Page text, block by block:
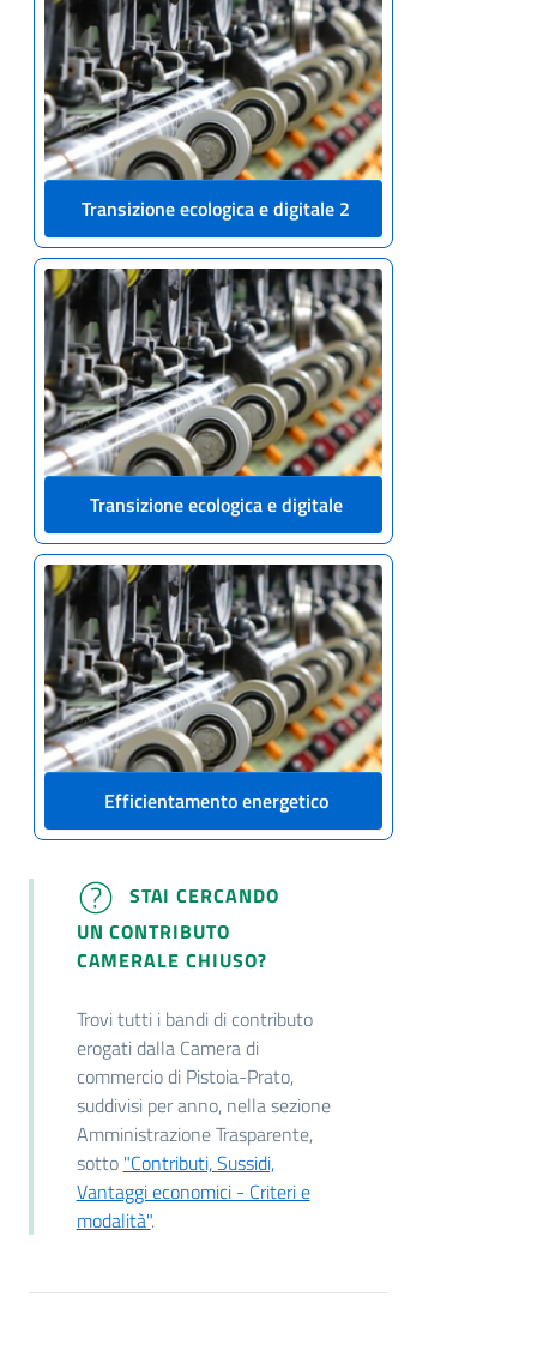
Transizione ecologica e digitale 2
Transizione ecologica e digitale
Efficientamento energetico
STAI CERCANDO
UN CONTRIBUTO
CAMERALE CHIUSO?
Trovi tutti i bandi di contributo
erogati dalla Camera di
commercio di Pistoia-Prato,
suddivisi per anno, nella sezione
Amministrazione Trasparente,
sotto "Contributi, Sussidi,
Vantaggi economici - Criteri e
modalità".